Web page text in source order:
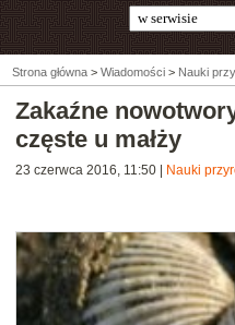
Strona główna > Wiadomości > Nauki
Zakaźne
częste u małży
23 czerwca 2016, 11:50 Nauki